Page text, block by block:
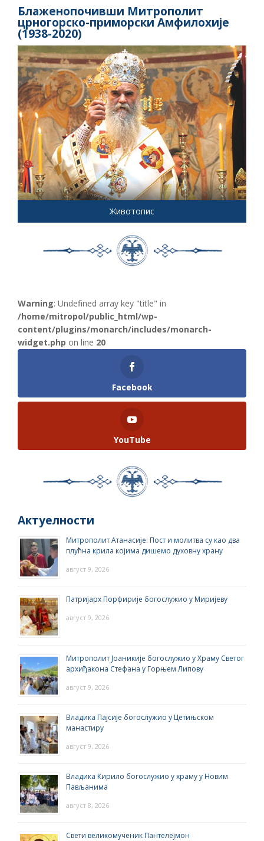
Блаженопочивши Митрополит
црногорско-приморски Амфилохије
(1938-2020)
Животопис
Warning: Undefined array key "title" in
/home/mitropol/public_html/wp-
content/plugins/monarch/includes/monarch-
widget.php on line 20
Facebook
YouTube
Актуелности
Митрополит Атанасије: Пост и молитва су као два
плућна крила којима дишемо духовну храну
август 9, 2026
Патријарх Порфирије богослужио у Миријеву
август 9, 2026
Митрополит Јоаникије богослужио у Храму Светог
архиђакона Стефана у Горњем Липову
август 9, 2026
Владика Пајсије богослужио у Цетињском
манастиру
август 9, 2026
Владика Кирило богослужио у храму у Новим
Пављанима
август 8, 2026
Свети великомученик Пантелејмон